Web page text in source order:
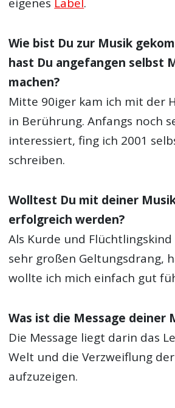
Wie bist Du zur Musik
hast Du angefangen selbst
machen?
Mitte 90iger kam ich mit der
in Berührung. Anfangs noch
interessiert, fing ich 2001
schreiben.
Wolltest Du mit deiner
erfolgreich werden?
Als Kurde und
sehr großen Geltungsdrang,
wollte ich mich einfach gut
Was ist die Message deiner
Die Message liegt darin das
Welt und die Verzweiflung
aufzuzeigen.